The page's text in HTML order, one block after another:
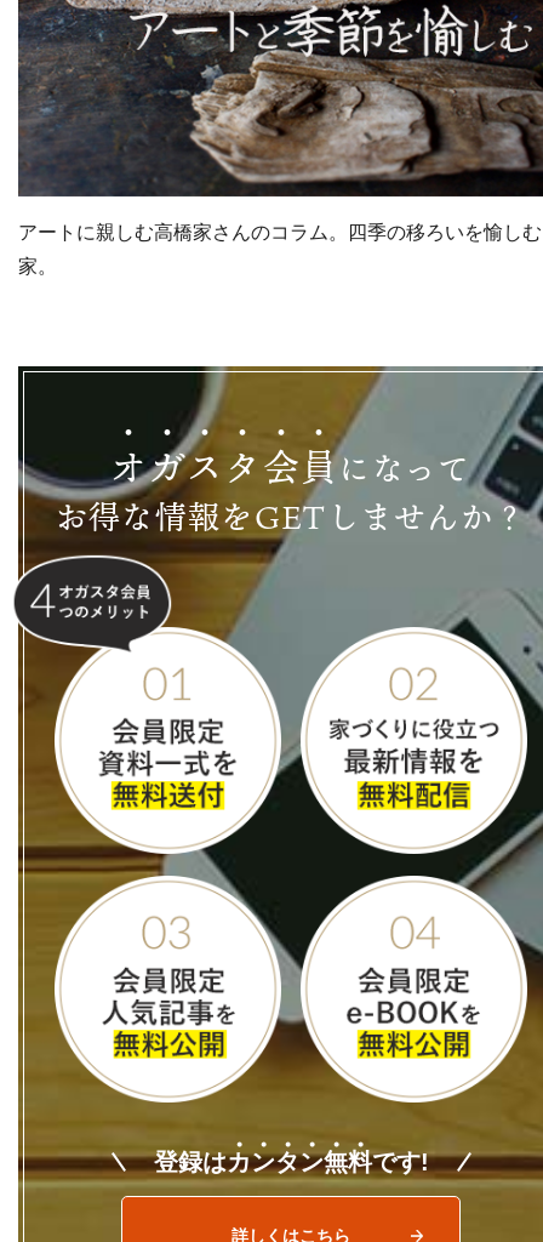
アートに親しむ高橋家さんのコラム。四季の移ろいを愉しむ
家。
オガス タ会員になって
お得な情報をGETしませんか？
登録はカンタン無料です!
詳しくはこちら